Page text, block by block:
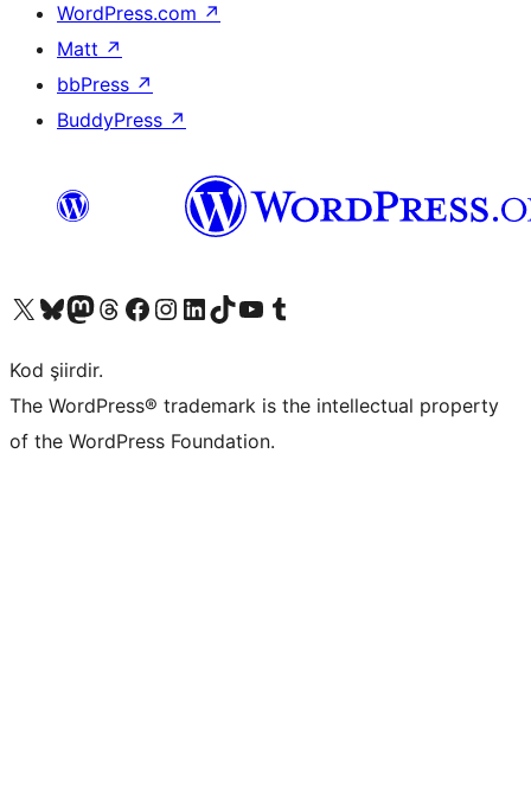
WordPress.com ↗
Matt ↗
bbPress ↗
BuddyPress ↗
X (eski Twitter) hesabımıza bakın
Bluesky hesabımızı ziyaret edinMastodon hesabımızı ziyaret edinThreads hesabımızı ziyaret edinFacebook sayfamızı ziyaret edinInstagram hesabımızı ziyaret edinLinkedIn hesabımızı ziyaret edinTikTok hesabımızı ziyaret edinYouTube kanalımızı ziyaret edinTumblr hesabımızı ziyaret edin
Kod şiirdir.
The WordPress® trademark is the intellectual property
of the WordPress Foundation.